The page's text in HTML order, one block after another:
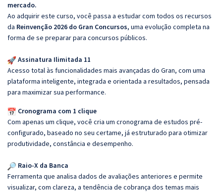
mercado.
Ao adquirir este curso, você passa a estudar com todos os recursos
da Reinvenção 2026 do Gran Concursos, uma evolução completa na
forma de se preparar para concursos públicos.
Assinatura Ilimitada 11
Acesso total às funcionalidades mais avançadas do Gran, com uma
plataforma inteligente, integrada e orientada a resultados, pensada
para maximizar sua performance.
Cronograma com 1 clique
Com apenas um clique, você cria um cronograma de estudos pré-
configurado, baseado no seu certame, já estruturado para otimizar
produtividade, constância e desempenho.
Raio-X da Banca
Ferramenta que analisa dados de avaliações anteriores e permite
visualizar, com clareza, a tendência de cobrança dos temas mais